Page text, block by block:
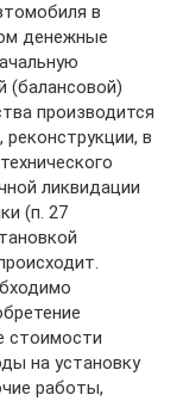
в
денежные
(балансовой)
производится
в
ликвидации
(п. 27
стоимости
на установку
работы,